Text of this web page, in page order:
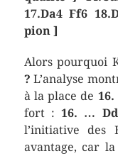
17.Da4 Ff6
pion ]
Alors pourquoi
? L’analyse
à la place de
fort :16. …
l’initiative des
avantage, car